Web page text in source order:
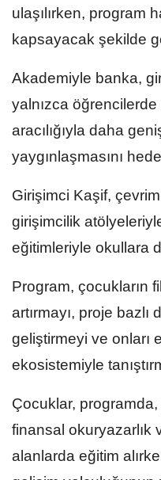
ulaşılırken, program
kapsayacak şekilde
Akademiyle banka,
yalnızca
aracılığıyla daha
yaygınlaşmasını
Girişimci Kaşif, çevrim
girişimcilik
eğitimleriyle okullara
Program, çocukların
artırmayı, proje
geliştirmeyi ve onları
ekosistemiyle
Çocuklar,
finansal okuryazarlık
alanlarda eğitim